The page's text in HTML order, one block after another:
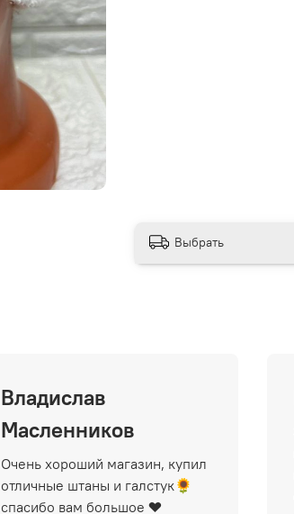
Выбрать
Владислав
Масленников
Очень хороший магазин, купил
отличные штаны и галстук🌻
спасибо вам большое ❤️